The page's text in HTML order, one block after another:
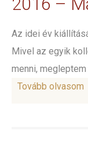
Az idei év
Mivel az egyik
menni,
Tovább olvasom